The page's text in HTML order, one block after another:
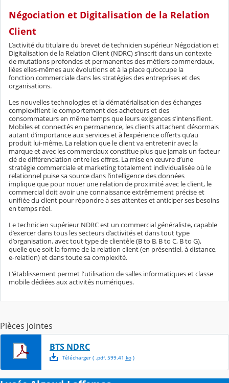
Négociation et Digitalisation de la Relation
Client
L’activité du titulaire du brevet de technicien supérieur Négociation et
Digitalisation de la Relation Client (NDRC) s’inscrit dans un contexte
de mutations profondes et permanentes des métiers commerciaux,
liées elles-mêmes aux évolutions et à la place qu’occupe la
fonction commerciale dans les stratégies des entreprises et des
organisations.
Les nouvelles technologies et la dématérialisation des échanges
complexifient le comportement des acheteurs et des
consommateurs en même temps que leurs exigences s’intensifient.
Mobiles et connectés en permanence, les clients attachent désormais
autant d’importance aux services et à l’expérience offerts qu’au
produit lui-même. La relation que le client va entretenir avec la
marque et avec les commerciaux constitue plus que jamais un facteur
clé de différenciation entre les offres. La mise en œuvre d’une
stratégie commerciale et marketing totalement individualisée où le
relationnel puise sa source dans l’intelligence des données
implique que pour nouer une relation de proximité avec le client, le
commercial doit avoir une connaissance extrêmement précise et
unifiée du client pour répondre à ses attentes et anticiper ses besoins
en temps réel.
Le technicien supérieur NDRC est un commercial généraliste, capable
d’exercer dans tous les secteurs d’activités et dans tout type
d’organisation, avec tout type de clientèle (B to B, B to C, B to G),
quelle que soit la forme de la relation client (en présentiel, à distance,
e-relation) et dans toute sa complexité.
L'établissement permet l'utilisation de salles informatiques et classe
mobile dédiées aux activités numériques.
Pièces jointes
BTS NDRC
Télécharger( .pdf, 599.41 ko)